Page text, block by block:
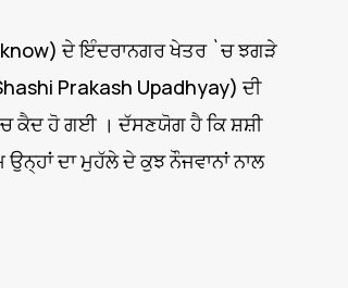
ਦੇ ਇੰਦਰਾਨਗਰ ਖੇਤਰ `ਚ ਝਗੜੇ
Prakash Upadhyay) ਦੀ
ਕੈਦ ਹੋ ਗਈ । ਦੱਸਣਯੋਗ ਹੈ ਕਿ ਸ਼ਸ਼ੀ
ਦਾ ਮੁਹੱਲੇ ਦੇ ਕੁਝ ਨੌਜਵਾਨਾਂ ਨਾਲ